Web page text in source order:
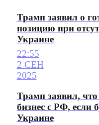
Трамп заявил о
позицию при
Украине
22:55
2 СЕН
2025
Трамп заявил, что
бизнес с РФ, если
Украине